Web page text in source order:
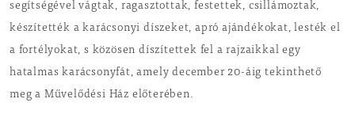
segítségével vágtak, ragasztottak, festettek, csillámoztak,
készítették a karácsonyi díszeket, apró ajándékokat, lesték el
a fortélyokat, s közösen díszítettek fel a rajzaikkal egy
hatalmas karácsonyfát, amely december 20-áig tekinthető
meg a Művelődési Ház előterében.